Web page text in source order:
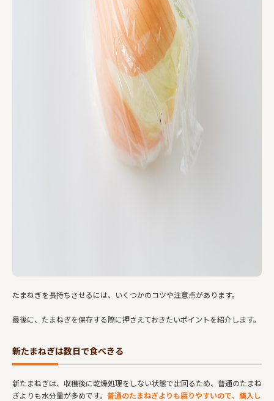
たまねぎを長持ちさせるには、いくつかのコツや注意点があります。
最後に、たまねぎを保存する際に押さえておきたいポイントを紹介します。
新たまねぎは数日で食べきる
新たまねぎは、収穫後に乾燥処理をしない状態で出回るため、普通のたまね
ぎよりも水分量が多めです。 普通のたまねぎよりも腐りやすいので、購入し